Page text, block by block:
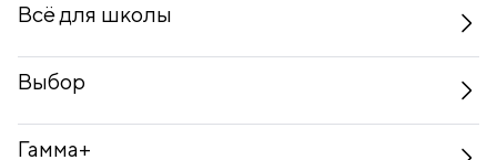
Всё для школы
Выбор
Гамма+